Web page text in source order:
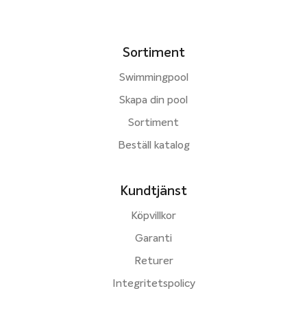
Sortiment
Swimmingpool
Skapa din pool
Sortiment
Beställ katalog
Kundtjänst
Köpvillkor
Garanti
Returer
Integritetspolicy